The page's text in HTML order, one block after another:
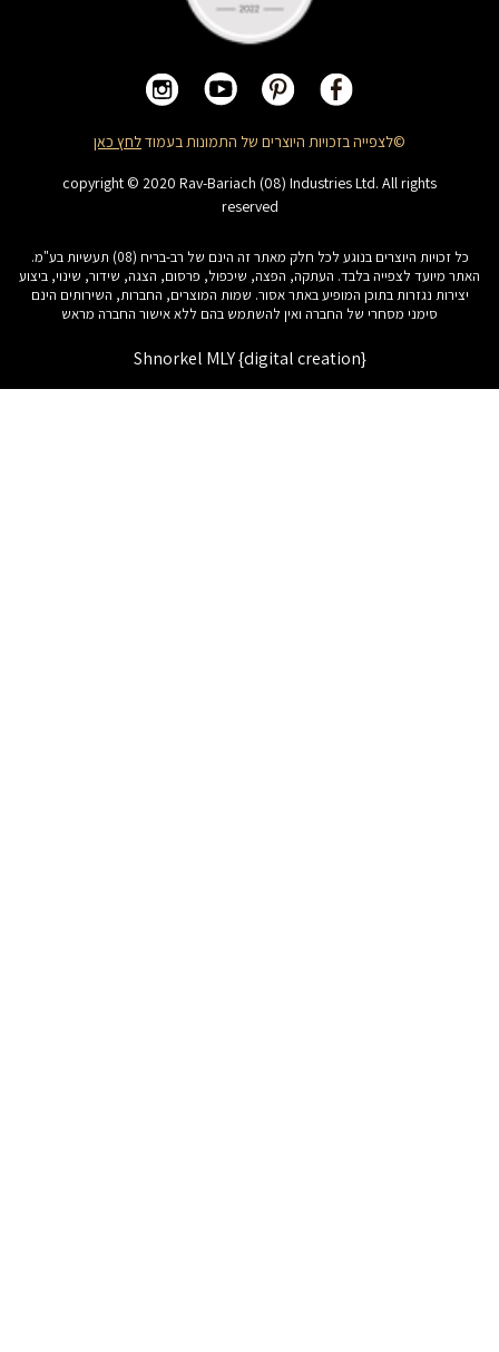
©לצפייה בזכויות היוצרים של התמונות בעמודלחץ כאן
copyright © 2020 Rav-Bariach (08) Industries Ltd. All rights
reserved
כל זכויות היוצרים בנוגע לכל חלק מאתר זה הינם של רב-בריח (08) תעשיות בע"מ.
האתר מיועד לצפייה בלבד. העתקה, הפצה, שיכפול, פרסום, הצגה, שידור, שינוי, ביצוע
יצירות נגזרות בתוכן המופיע באתר אסור. שמות המוצרים, החברות, השירותים הינם
סימני מסחרי של החברה ואין להשתמש בהם ללא אישור החברה מראש
Shnorkel MLY {digital creation}